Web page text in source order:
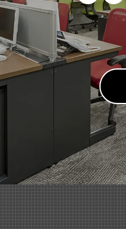
2026年02月20日
2026年02月17日
2026年03月12日
2024年09月19日
2026年02月16日